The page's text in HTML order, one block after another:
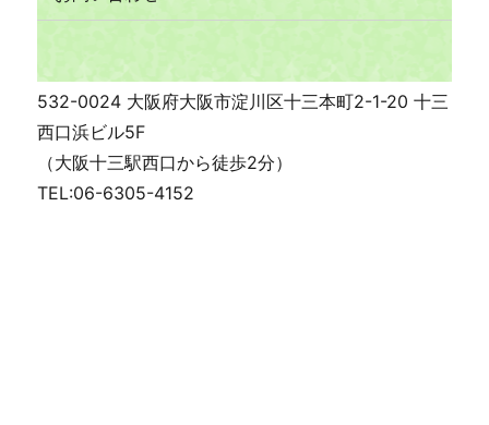
532-0024 大阪府大阪市淀川区十三本町2-1-20 十三
西口浜ビル5F
（大阪十三駅西口から徒歩2分）
TEL:06-6305-4152